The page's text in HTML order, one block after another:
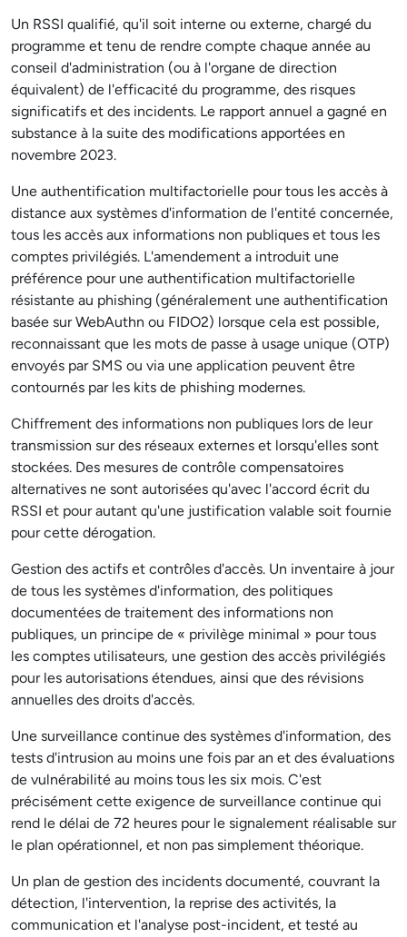
Un RSSI qualifié, qu'il soit interne ou externe, chargé du
programme et tenu de rendre compte chaque année au
conseil d'administration (ou à l'organe de direction
équivalent) de l'efficacité du programme, des risques
significatifs et des incidents. Le rapport annuel a gagné en
substance à la suite des modifications apportées en
novembre 2023.
Une authentification multifactorielle pour tous les accès à
distance aux systèmes d'information de l'entité concernée,
tous les accès aux informations non publiques et tous les
comptes privilégiés. L'amendement a introduit une
préférence pour une authentification multifactorielle
résistante au phishing (généralement une authentification
basée sur WebAuthn ou FIDO2) lorsque cela est possible,
reconnaissant que les mots de passe à usage unique (OTP)
envoyés par SMS ou via une application peuvent être
contournés par les kits de phishing modernes.
Chiffrement des informations non publiques lors de leur
transmission sur des réseaux externes et lorsqu'elles sont
stockées. Des mesures de contrôle compensatoires
alternatives ne sont autorisées qu'avec l'accord écrit du
RSSI et pour autant qu'une justification valable soit fournie
pour cette dérogation.
Gestion des actifs et contrôles d'accès. Un inventaire à jour
de tous les systèmes d'information, des politiques
documentées de traitement des informations non
publiques, un principe de « privilège minimal » pour tous
les comptes utilisateurs, une gestion des accès privilégiés
pour les autorisations étendues, ainsi que des révisions
annuelles des droits d'accès.
Une surveillance continue des systèmes d'information, des
tests d'intrusion au moins une fois par an et des évaluations
de vulnérabilité au moins tous les six mois. C'est
précisément cette exigence de surveillance continue qui
rend le délai de 72 heures pour le signalement réalisable sur
le plan opérationnel, et non pas simplement théorique.
Un plan de gestion des incidents documenté, couvrant la
détection, l'intervention, la reprise des activités, la
communication et l'analyse post-incident, et testé au